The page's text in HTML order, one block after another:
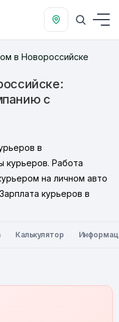
в Новороссийске
с
в
курьеров. Работа
на личном авто
курьеров в
Калькулятор